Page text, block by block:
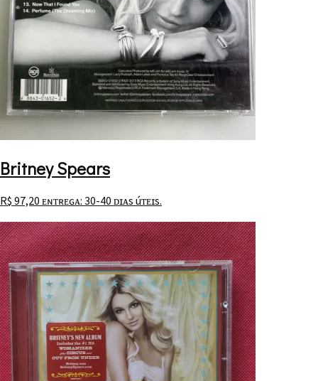
Britney Spears
R$ 97,20 ᴇɴᴛʀᴇɢᴀ: 30-40 ᴅɪᴀs úᴛᴇɪs.